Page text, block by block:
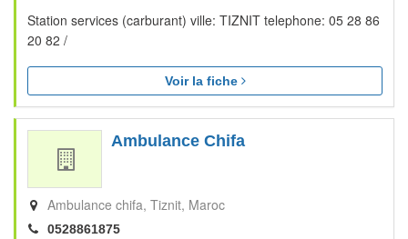
Station services (carburant) ville: TIZNIT telephone: 05 28 86
20 82 /
Voir la fiche
Ambulance Chifa
Ambulance chifa Tiznit Maroc
0528861875